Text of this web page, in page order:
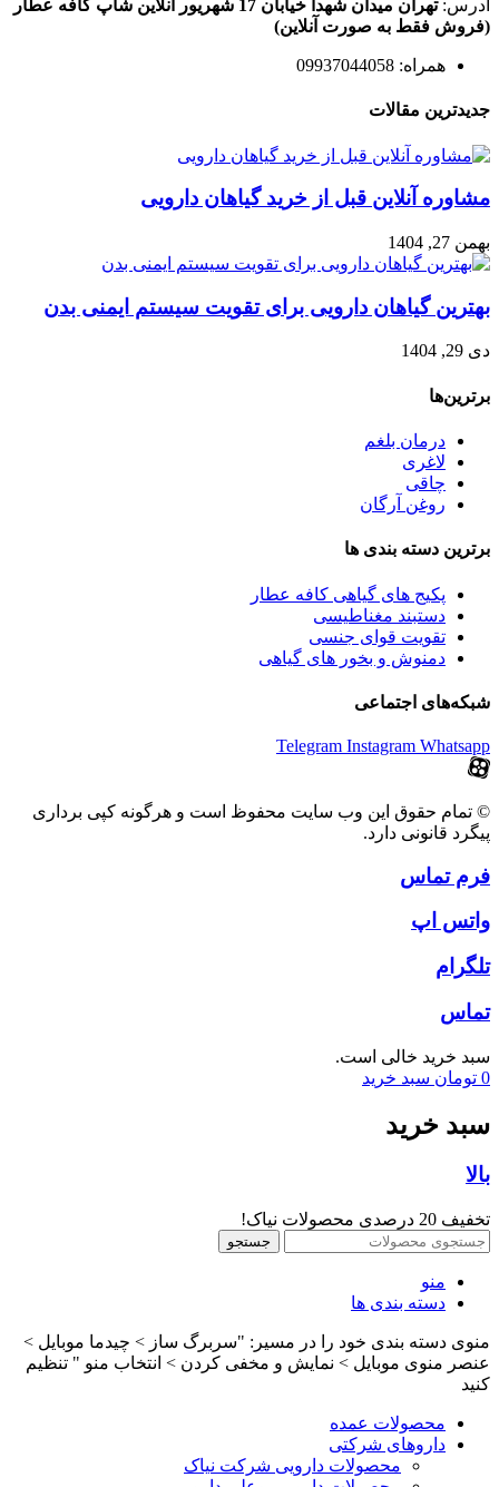
آدرس:تهران میدان شهدا خیابان 17 شهریور آنلاین شاپ کافه عطار
(فروش فقط به صورت آنلاین)
همراه: 09937044058
جدیدترین مقالات
مشاوره آنلاین قبل از خرید گیاهان دارویی
بهمن 27, 1404
بهترین گیاهان دارویی برای تقویت سیستم ایمنی بدن
دی 29, 1404
برترین‌ها
درمان بلغم
لاغری
چاقی
روغن آرگان
برترین‌ دسته بندی ها
پکیج های گیاهی کافه عطار
دستبند مغناطیسی
تقویت قوای جنسی
دمنوش و بخور های گیاهی
شبکه‌های اجتماعی
Telegram Instagram Whatsapp
© تمام حقوق این وب سایت محفوظ است و هرگونه کپی برداری
پیگرد قانونی دارد.
فرم تماس
واتس اپ
تلگرام
تماس
سبد خرید خالی است.
0 تومان سبد خرید
سبد خرید
بالا
تخفیف 20 درصدی محصولات نیاک!
جستجو
منو
دسته بندی ها
منوی دسته بندی خود را در مسیر: "سربرگ ساز > چیدما موبایل >
عنصر منوی موبایل > نمایش و مخفی کردن > انتخاب منو " تنظیم
کنید
محصولات عمده
داروهای شرکتی
محصولات دارویی شرکت نیاک